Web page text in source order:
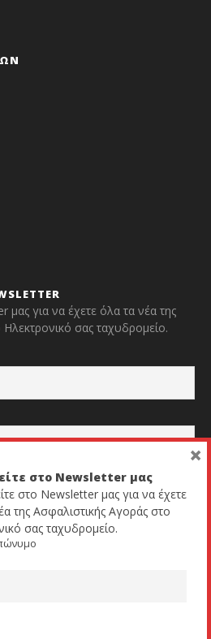
μας για να έχετε όλα τα νέα της
σας ταχυδρομείο.
cookies για να σας
εμπειρία. Πατήστε
στο Newsletter μας
στο Newsletter μας για να έχετε
της Ασφαλιστικής Αγοράς στο
σας ταχυδρομείο.
×